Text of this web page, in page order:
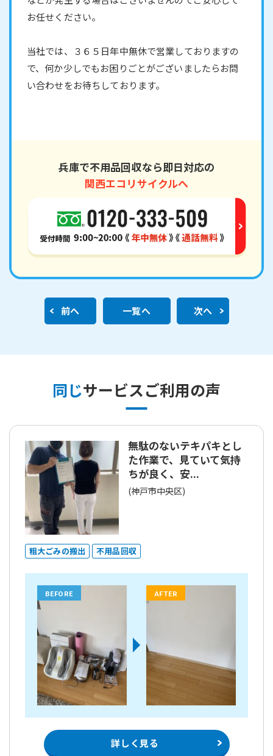
お任せください。
当社では、３６５日年中無休で営業しておりますの
で、何か少しでもお困りごとがございましたらお問
い合わせをお待ちしております。
兵庫で不用品回収なら即日対応の
関西エコリサイクルへ
前へ 一覧へ 次へ
同じサービスご利用の声
無駄のないテキパキとし
た作業で、見ていて気持
ちが良く、安...
(神戸市中央区)
粗大ごみの搬出 不用品回収
BEFORE AFTER
詳しく見る